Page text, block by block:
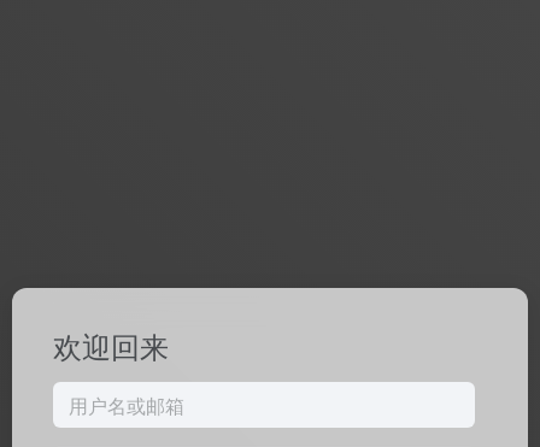
欢迎回来